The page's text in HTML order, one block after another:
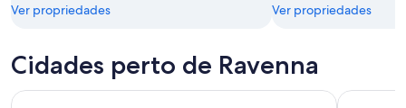
Ver propriedades Ver propriedades
Cidades perto de Ravenna